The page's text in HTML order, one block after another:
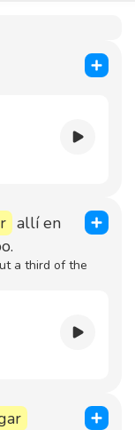
allí en
a third of the